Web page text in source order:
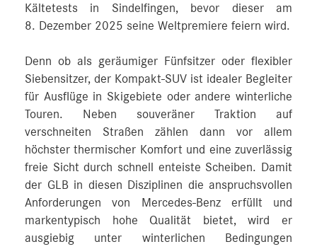
Kältetests in Sindelfingen, bevor dieser am
8. Dezember 2025 seine Weltpremiere feiern wird.
Denn ob als geräumiger Fünfsitzer oder flexibler
Siebensitzer, der Kompakt-SUV ist idealer Begleiter
für Ausflüge in Skigebiete oder andere winterliche
Touren. Neben souveräner Traktion auf
verschneiten Straßen zählen dann vor allem
höchster thermischer Komfort und eine zuverlässig
freie Sicht durch schnell enteiste Scheiben. Damit
der GLB in diesen Disziplinen die anspruchsvollen
Anforderungen von Mercedes‑Benz erfüllt und
markentypisch hohe Qualität bietet, wird er
ausgiebig unter winterlichen Bedingungen